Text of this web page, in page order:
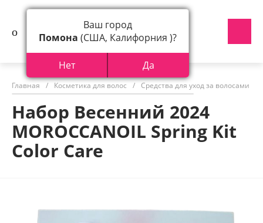
Главная / Косметика для волос / Средства для уход за волосами
Набор Весенний 2024
MOROCCANOIL Spring Kit
Color Care
Ваш город
Помона (США, Калифорния )?
Нет Да